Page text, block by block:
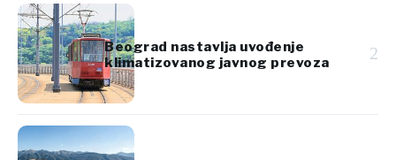
Beograd nastavlja uvođenje
klimatizovanog javnog prevoza
2